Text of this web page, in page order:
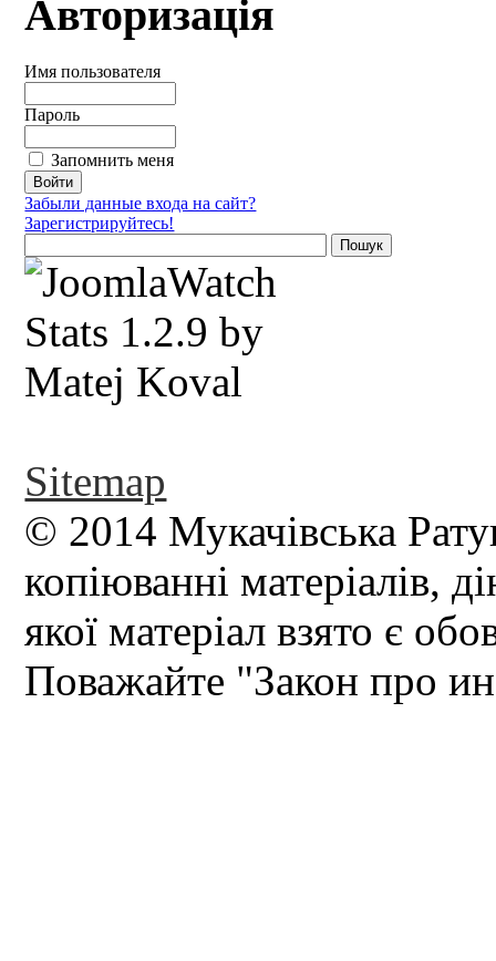
Авторизація
Имя пользователя
Пароль
Запомнить меня
Забыли данные входа на сайт?
Зарегистрируйтесь!
Sitemap
© 2014 Мукачівська
копіюванні матеріалів,
якої матеріал взято є
Поважайте "Закон про